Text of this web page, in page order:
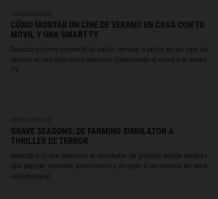
CÓMO MONTAR UN CINE DE VERANO EN CASA CON TU
MÓVIL Y UNA SMART TV
Descubre cómo convertir tu salón, terraza o jardín en un cine de
verano en tan solo unos minutos, conectando el móvil a la Smart
TV.
GRAVE SEASONS: DE FARMING SIMULATOR A
THRILLER DE TERROR
Descubre Grave Seasons, el simulador de granjas donde tendrás
que plantar tomates, enamorarte y atrapar a un asesino en serie
sobrenatural.